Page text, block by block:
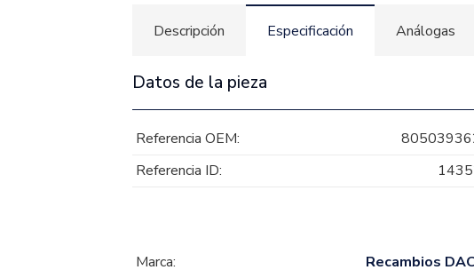
Descripción Especificación Análogas
Datos de la pieza
Referencia OEM:
Referencia ID:
Marca:
Recambios